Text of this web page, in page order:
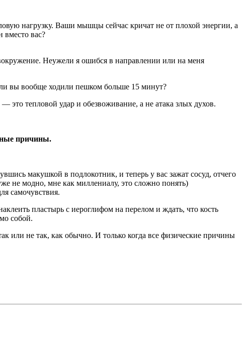
нагрузку. Ваши мышцы сейчас кричат не от плохой энергии, а
вас?
Неужели я ошибся в направлении или на меня
вы вообще ходили пешком больше 15 минут?
тепловой удар и обезвоживание, а не атака злых духов.
причины.
макушкой в подлокотник, и теперь у вас зажат сосуд, отчего
не модно, мне как миллениалу, это сложно понять)
самочувствия.
пластырь с иероглифом на перелом и ждать, что кость
собой.
или не так, как обычно. И только когда все физические причины